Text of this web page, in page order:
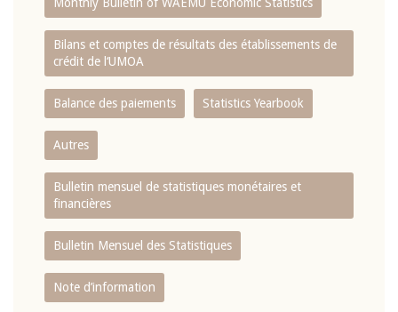
Bilans et comptes de résultats des établissements de
crédit de l‘UMOA
Balance des paiements Statistics Yearbook
Autres
Bulletin mensuel de statistiques monétaires et
financières
Bulletin Mensuel des Statistiques
Note d’information